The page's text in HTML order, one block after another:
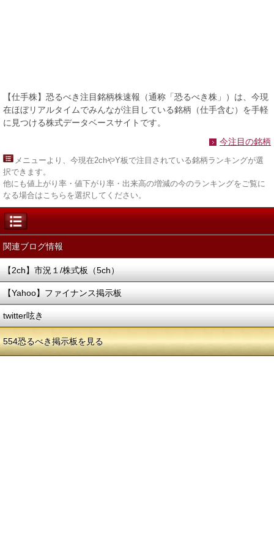
【仕手株】恐るべき注目銘柄株速報（通称「恐るべき株」）は、今現
在ほぼリアルタイムでみんなが注目している銘柄（仕手含む）を手軽
に見つける株式データベースサイトです。
今注目の銘柄
メニューより、今現在2chやY板で注目されている銘柄ランキングが選
択できます。
他にも値上がり率・値下がり率・出来高の増減の今のランキングをご覧に
なる場合はこちらを選択してください。
関連ブログ情報
【2ch】市況１/株式板（5ch）
【Yahoo】ファイナンス掲示板
twitter呟き
554恐るべき掲示板を見る